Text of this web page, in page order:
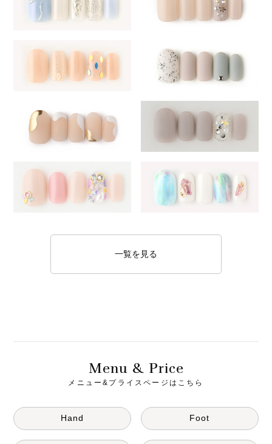
一覧を見る
Menu & Price
メニュー&プライスページはこちら
Hand Foot